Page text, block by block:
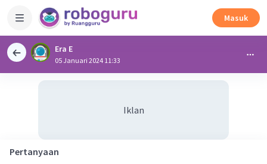
Masuk
Era E
05 Januari 2024 11:33
Iklan
Pertanyaan